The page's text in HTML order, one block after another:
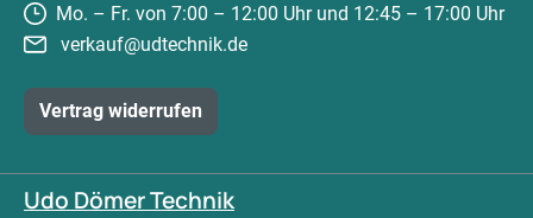
Mo. – Fr. von 7:00 – 12:00 Uhr und 12:45 – 17:00 Uhr
verkauf@udtechnik.de
Vertrag widerrufen
Udo Dömer Technik